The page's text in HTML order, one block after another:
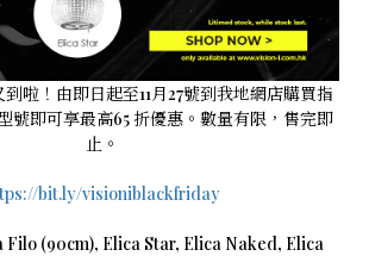
啦！由即日起至11月27號到我地網店購買指
號即可享最高65 折優惠。數量有限，售完即
止。
bit.ly/visioniblackfriday
Filo (90cm), Elica Star, Elica Naked, Elica